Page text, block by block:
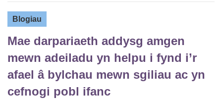
Blogiau
Mae darpariaeth addysg amgen
mewn adeiladu yn helpu i fynd i’r
afael â bylchau mewn sgiliau ac yn
cefnogi pobl ifanc